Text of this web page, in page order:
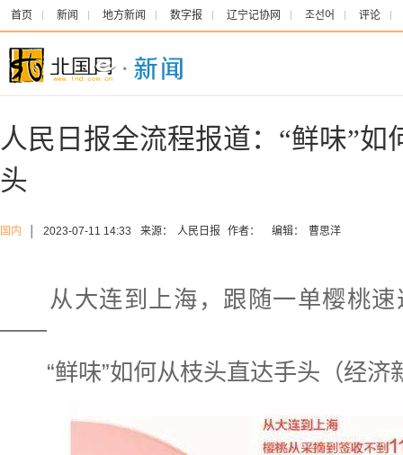
首页 新闻 地方新闻 数字报 辽宁记协网 조선어 评论
人民日报全流程报道：“鲜味”如
头
国内 2023-07-11 14:33 来源： 人民日报 作者： 编辑： 曹思洋
从大连到上海，跟随一单樱桃
——
“鲜味”如何从枝头直达手头（经济